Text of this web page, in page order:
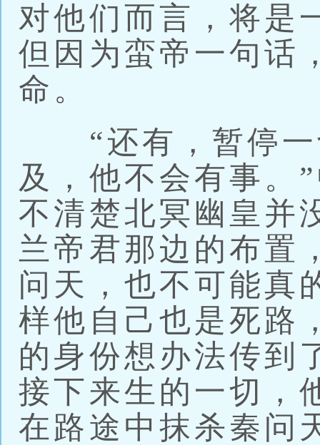
对他们而言，将是
但因为蛮帝一句话
命。
“还有，暂停一
及，他不会有事。
不清楚北冥幽皇并
兰帝君那边的布置
问天，也不可能真
样他自己也是死路
的身份想办法传到
接下来生的一切，
在路途中抹杀秦问